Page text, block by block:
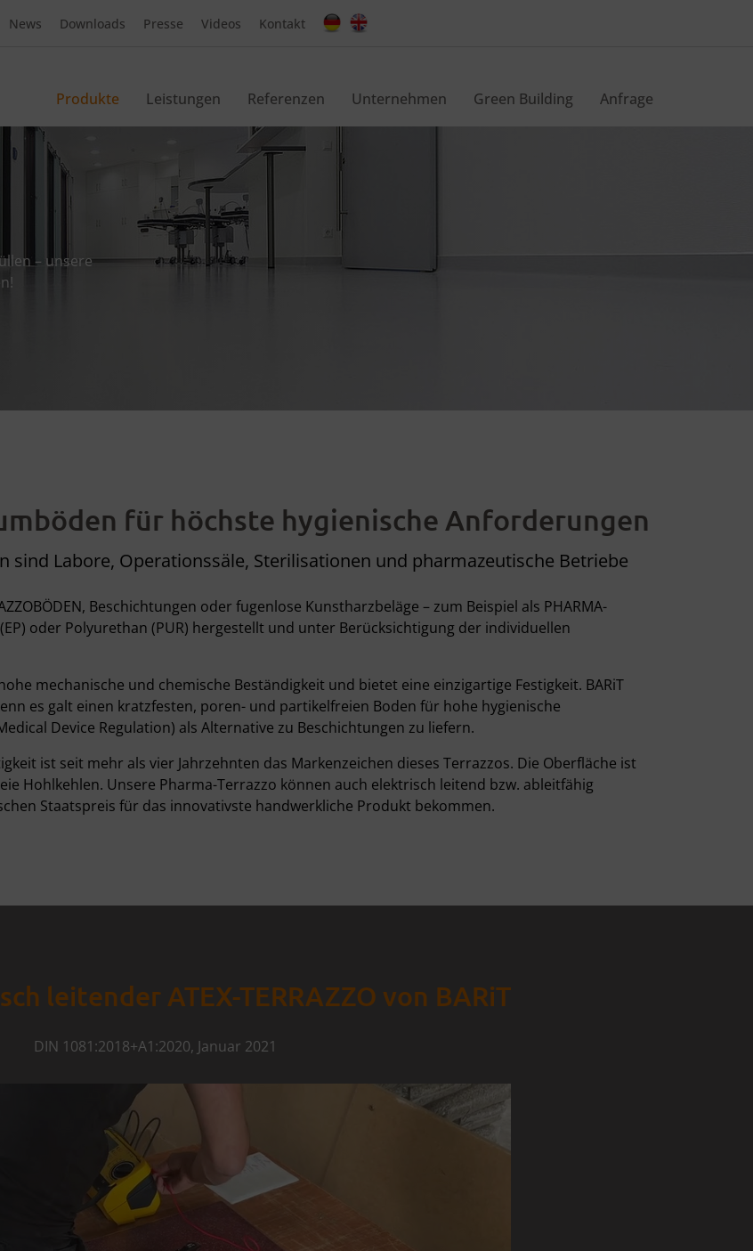
News Downloads Presse Videos Kontakt
Produkte Leistungen Referenzen Unternehmen Green Building Anfrage
– unsere
für höchste hygienische Anforderungen
sind Labore, Operationssäle, Sterilisationen und pharmazeutische Betriebe
Beschichtungen oder fugenlose Kunstharzbeläge – zum Beispiel als PHARMA-
(EP) oder Polyurethan (PUR) hergestellt und unter Berücksichtigung der individuellen
mechanische und chemische Beständigkeit und bietet eine einzigartige Festigkeit. BARiT
es galt einen kratzfesten, poren- und partikelfreien Boden für hohe hygienische
Device Regulation) als Alternative zu Beschichtungen zu liefern.
ist seit mehr als vier Jahrzehnten das Markenzeichen dieses Terrazzos. Die Oberfläche ist
Hohlkehlen. Unsere Pharma-Terrazzo können auch elektrisch leitend bzw. ableitfähig
Staatspreis für das innovativste handwerkliche Produkt bekommen.
leitender ATEX-TERRAZZO von BARiT
DIN 1081:2018+A1:2020, Januar 2021